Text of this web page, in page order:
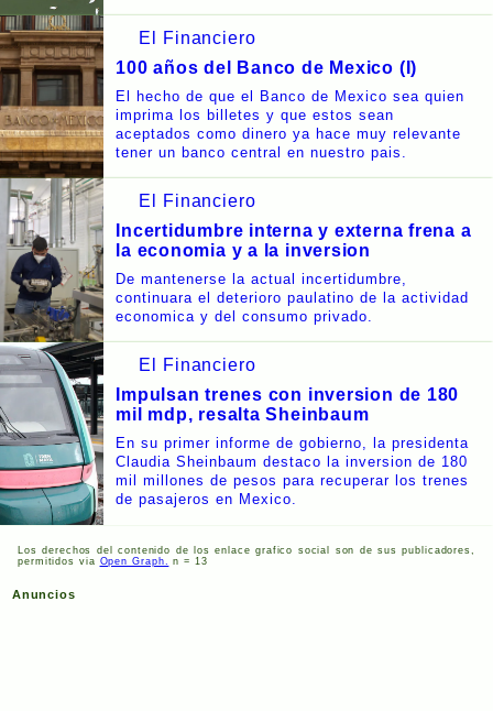
El Financiero
100 años del Banco de Mexico (I)
El hecho de que el Banco de Mexico sea quien
imprima los billetes y que estos sean
aceptados como dinero ya hace muy relevante
tener un banco central en nuestro pais.
El Financiero
Incertidumbre interna y externa frena a
la economia y a la inversion
De mantenerse la actual incertidumbre,
continuara el deterioro paulatino de la actividad
economica y del consumo privado.
El Financiero
Impulsan trenes con inversion de 180
mil mdp, resalta Sheinbaum
En su primer informe de gobierno, la presidenta
Claudia Sheinbaum destaco la inversion de 180
mil millones de pesos para recuperar los trenes
de pasajeros en Mexico.
Los derechos del contenido de los enlace grafico social son de sus publicadores,
permitidos via Open Graph. n = 13
Anuncios